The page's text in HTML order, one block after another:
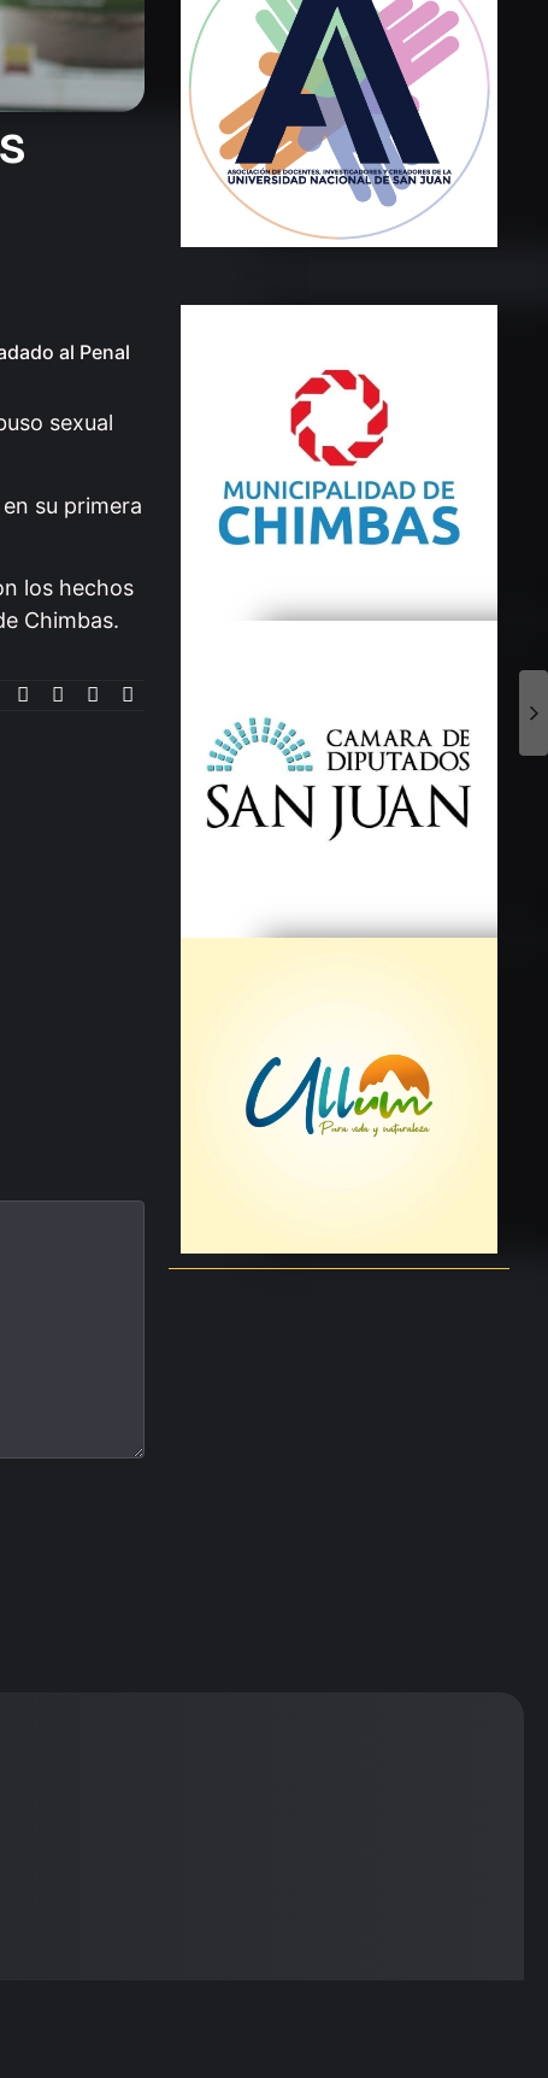
al Penal
sexual
su primera
los hechos
Chimbas.